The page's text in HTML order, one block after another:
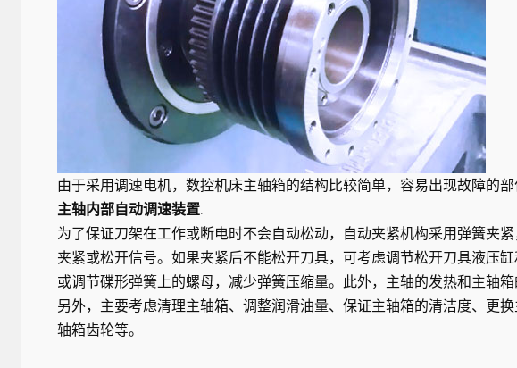
由于采用调速电机，数控机床主轴箱的结构比较简单，容易出现故障的部
主轴内部自动调速装置.
为了保证刀架在工作或断电时不会自动松动，自动夹紧机构采用弹簧夹
夹紧或松开信号。如果夹紧后不能松开刀具，可考虑调节松开刀具液压缸
或调节碟形弹簧上的螺母，减少弹簧压缩量。此外，主轴的发热和主轴箱
另外，主要考虑清理主轴箱、调整润滑油量、保证主轴箱的清洁度、更
轴箱齿轮等。